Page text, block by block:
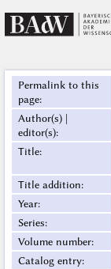
Permalink to this
page:
Author(s) |
editor(s):
Title:
Title addition:
Year:
Series:
Volume number:
Catalog entry: